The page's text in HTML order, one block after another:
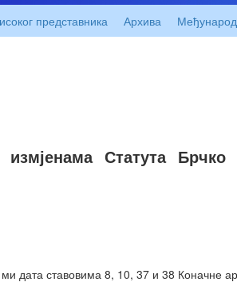
представника Архива
Статута
дата ставовима 8, 10, 37 и 38 Коначне